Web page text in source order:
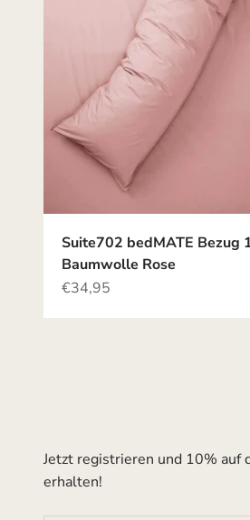
Suite702 bedMATE Bezug
Baumwolle Rose
Angebot
€34,95
Jetzt registrieren und 10% auf
erhalten!